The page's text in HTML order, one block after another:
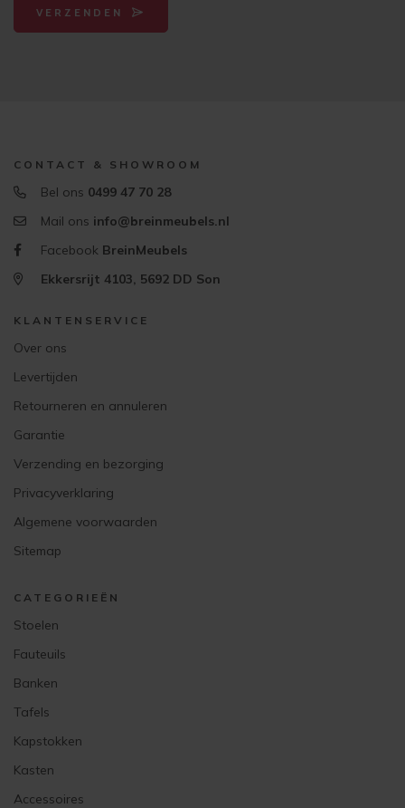
VERZENDEN
CONTACT & SHOWROOM
Bel ons 0499 47 70 28
Mail ons info@breinmeubels.nl
Facebook BreinMeubels
Ekkersrijt 4103, 5692 DD Son
KLANTENSERVICE
Over ons
Levertijden
Retourneren en annuleren
Garantie
Verzending en bezorging
Privacyverklaring
Algemene voorwaarden
Sitemap
CATEGORIEËN
Stoelen
Fauteuils
Banken
Tafels
Kapstokken
Kasten
Accessoires